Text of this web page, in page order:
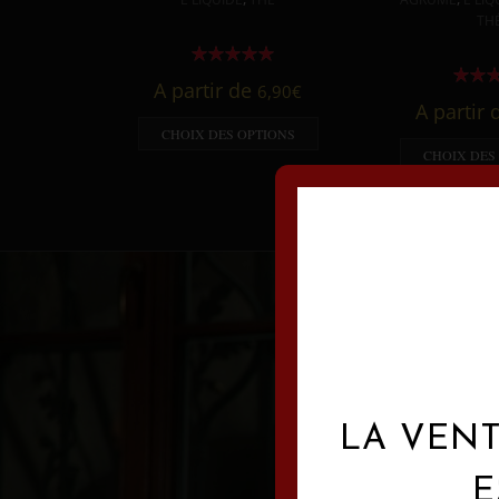
A partir de 6,90€
CHOIX DES OPTIONS
A partir
CHOIX DES
LA